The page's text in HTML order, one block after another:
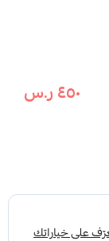
٤٥٠ ر.س